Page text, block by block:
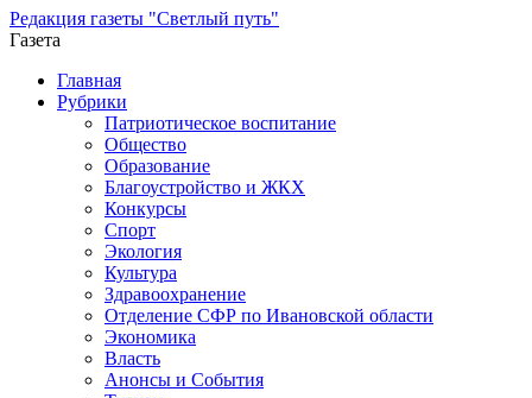
Редакция газеты "Светлый путь"
Газета
Промотать
содержимому
Главная
Рубрики
Патриотическое воспитание
Общество
Образование
Благоустройство и ЖКХ
Конкурсы
Спорт
Экология
Культура
Здравоохранение
Отделение СФР по Ивановской области
Экономика
Власть
Анонсы и События